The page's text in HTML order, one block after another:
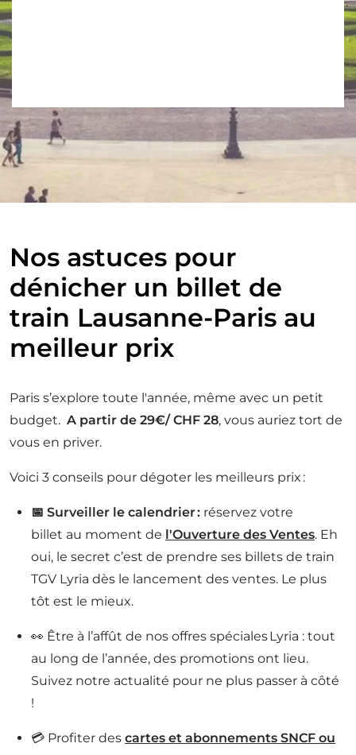
Nos astuces pour
dénicher un billet de
train Lausanne-Paris au
meilleur prix
Paris s’explore toute l'année, même avec un petit
budget. A partir de 29€/ CHF 28, vous auriez tort de
vous en priver.
Voici 3 conseils pour dégoter les meilleurs prix :
📅 Surveiller le calendrier : réservez votre
billet au moment de l'Ouverture des Ventes. Eh
oui, le secret c’est de prendre ses billets de train
TGV Lyria dès le lancement des ventes. Le plus
tôt est le mieux.
👀 Être à l’affût de nos offres spéciales Lyria : tout
au long de l’année, des promotions ont lieu.
Suivez notre actualité pour ne plus passer à côté
!
💳 Profiter des cartes et abonnements SNCF ou